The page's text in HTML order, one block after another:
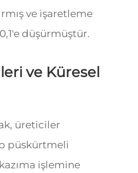
ve işaretleme
düşürmüştür.
ve Küresel
üreticiler
püskürtmeli
işlemine